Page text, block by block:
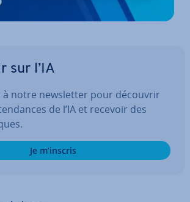
sur l’IA
à notre news­let­ter pour découvrir
de l’IA et recevoir des
Je m’inscris